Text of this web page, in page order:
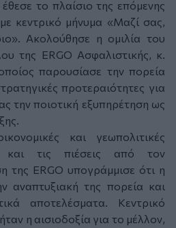
το πλαίσιο της επόμενης
κεντρικό μήνυμα «Μαζί σας,
Ακολούθησε η ομιλία του
της ERGO Ασφαλιστικής, κ.
παρουσίασε την πορεία
προτεραιότητες για
την ποιοτική εξυπηρέτηση ως
και γεωπολιτικές
και τις πιέσεις από τον
της ERGO υπογράμμισε ότι η
αναπτυξιακή της πορεία και
αποτελέσματα. Κεντρικό
η αισιοδοξία για το μέλλον,